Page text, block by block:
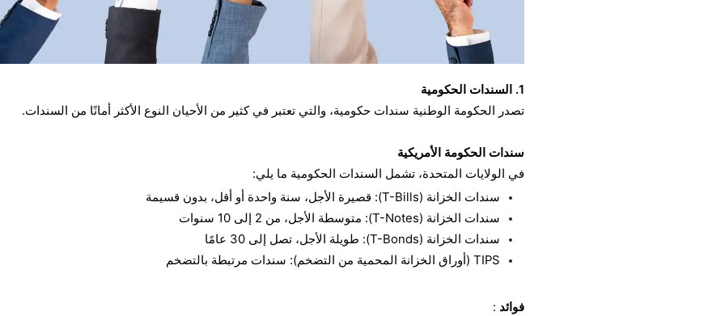
1. السندات الحكومية
تصدر الحكومة الوطنية سندات حكومية، والتي تعتبر في كثير من الأحيان النوع الأكثر أمانًا من السندات.
سندات الحكومة الأمريكية
في الولايات المتحدة، تشمل السندات الحكومية ما يلي:
سندات الخزانة (T-Bills): قصيرة الأجل، سنة واحدة أو أقل، بدون قسيمة
سندات الخزانة (T-Notes): متوسطة الأجل، من 2 إلى 10 سنوات
سندات الخزانة (T-Bonds): طويلة الأجل، تصل إلى 30 عامًا
TIPS (أوراق الخزانة المحمية من التضخم): سندات مرتبطة بالتضخم
فوائد :